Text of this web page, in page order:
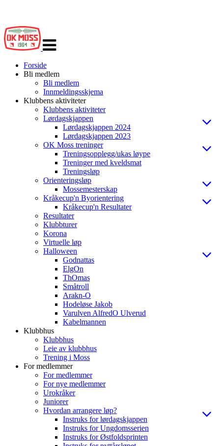
navigasjon
Forside
Bli medlem
Bli medlem
Innmeldingsskjema
Klubbens aktiviteter
Klubbens aktiviteter
Lørdagskjappen
Lørdagskjappen 2024
Lørdagskjappen 2023
OK Moss treninger
Treningsopplegg/ukas løype
Treninger med kveldsmat
Treningsløp
Orienteringsløp
Mossemesterskap
Kråkecup'n Byorientering
Kråkecup'n Resultater
Resultater
Klubbturer
Korona
Virtuelle løp
Halloween
Godnattas
ElgOn
ThOmas
Småtroll
Arakn-O
Hodeløse Jakob
Varulven AlfredO Ulverud
Kabelmannen
Klubbhus
Klubbhus
Leie av klubbhus
Trening i Moss
For medlemmer
For medlemmer
For nye medlemmer
Urokråker
Juniorer
Hvordan arrangere løp?
Instruks for lørdagskjappen
Instruks for Ungdomsserien
Instruks for Østfoldsprinten